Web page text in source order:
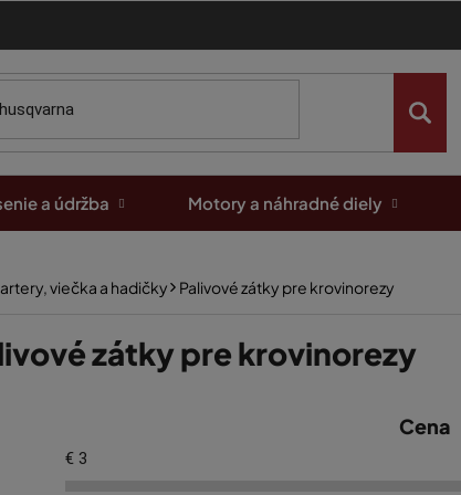
a údržba Motory a náhradné diely
viečka a hadičky Palivové zátky pre krovinorezy
zátky pre krovinorezy
Cena
€ 3